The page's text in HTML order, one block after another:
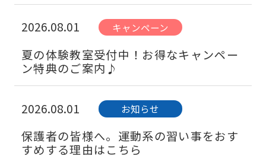
2026.08.01 キャンペーン
夏の体験教室受付中！お得なキャンペー
ン特典のご案内♪
2026.08.01 お知らせ
保護者の皆様へ。運動系の習い事をおす
すめする理由はこちら